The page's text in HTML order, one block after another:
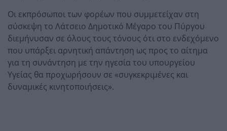
Οι εκπρόσωποι των φορέων που συμμετείχαν στη
σύσκεψη το Λάτσειο Δημοτικό Μέγαρο του Πύργου
διεμήνυσαν σε όλους τους τόνους ότι στο ενδεχόμενο
που υπάρξει αρνητική απάντηση ως προς το αίτημα
για τη συνάντηση με την ηγεσία του υπουργείου
Υγείας θα προχωρήσουν σε «συγκεκριμένες και
δυναμικές κινητοποιήσεις».